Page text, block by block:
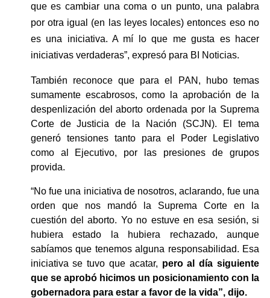
que es cambiar una coma o un punto, una palabra
por otra igual (en las leyes locales) entonces eso no
es una iniciativa. A mí lo que me gusta es hacer
iniciativas verdaderas”, expresó para BI Noticias.
También reconoce que para el PAN, hubo temas
sumamente escabrosos, como la aprobación de la
despenlización del aborto ordenada por la Suprema
Corte de Justicia de la Nación (SCJN). El tema
generó tensiones tanto para el Poder Legislativo
como al Ejecutivo, por las presiones de grupos
provida.
“No fue una iniciativa de nosotros, aclarando, fue una
orden que nos mandó la Suprema Corte en la
cuestión del aborto. Yo no estuve en esa sesión, si
hubiera estado la hubiera rechazado, aunque
sabíamos que tenemos alguna responsabilidad. Esa
iniciativa se tuvo que acatar, pero al día siguiente
que se aprobó hicimos un posicionamiento con la
gobernadora para estar a favor de la vida”, dijo.